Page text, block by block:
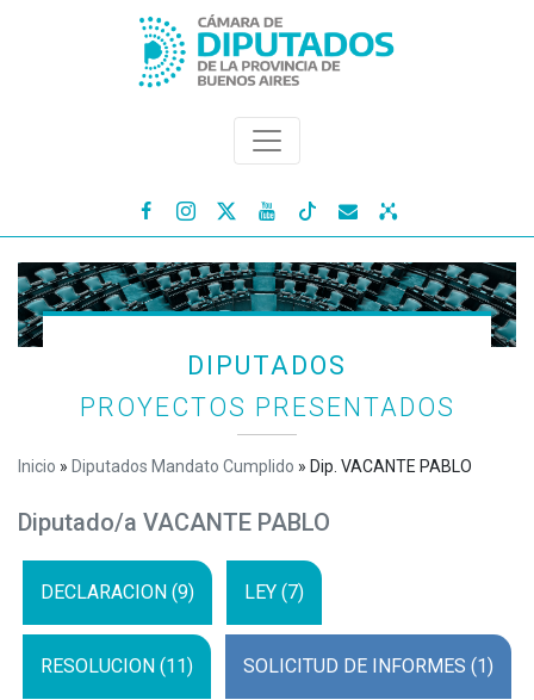
   
DIPUTADOS
PROYECTOS PRESENTADOS
Inicio » Diputados Mandato Cumplido » Dip. VACANTE PABLO
Diputado/a VACANTE PABLO
DECLARACION (9) LEY (7)
RESOLUCION (11) SOLICITUD DE INFORMES (1)